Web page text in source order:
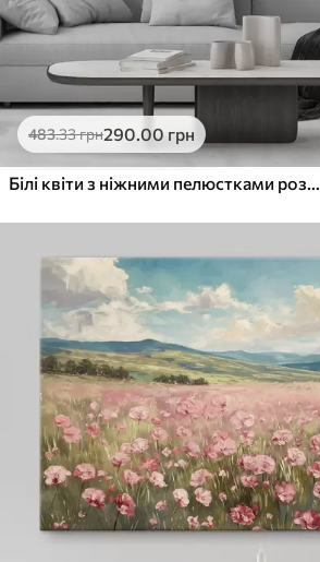
483.33грн290.00 грн
Білі квіти з ніжними пелюстками розташовані в красивому квітковому візерунку на світлому фоні